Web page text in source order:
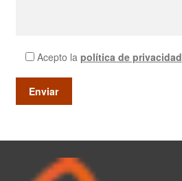
Acepto la política de privacidad